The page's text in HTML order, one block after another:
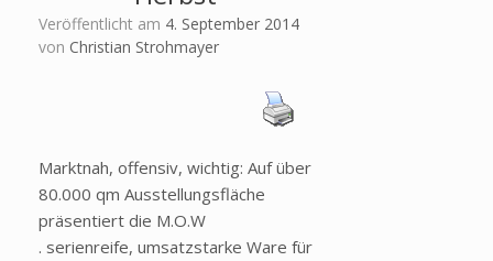
Veröffentlicht am 4. September 2014
von Christian Strohmayer
Marktnah, offensiv, wichtig: Auf über
80.000 qm Ausstellungsfläche
präsentiert die M.O.W
. serienreife, umsatzstarke Ware für